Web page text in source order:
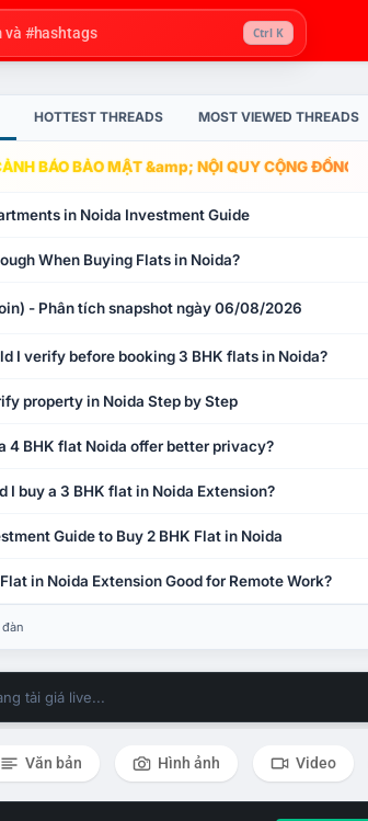
Ctrl K
HOTTEST THREADS MOST VIEWED THREADS
BÁO BẢO MẬT &amp; NỘI QUY CỘNG ĐỒNG
in Noida Investment Guide
When Buying Flats in Noida?
- Phân tích snapshot ngày 06/08/2026
I verify before booking 3 BHK flats in Noida?
property in Noida Step by Step
4 BHK flat Noida offer better privacy?
I buy a 3 BHK flat in Noida Extension?
Guide to Buy 2 BHK Flat in Noida
in Noida Extension Good for Remote Work?
tải giá live...
Văn bản Hình ảnh Video